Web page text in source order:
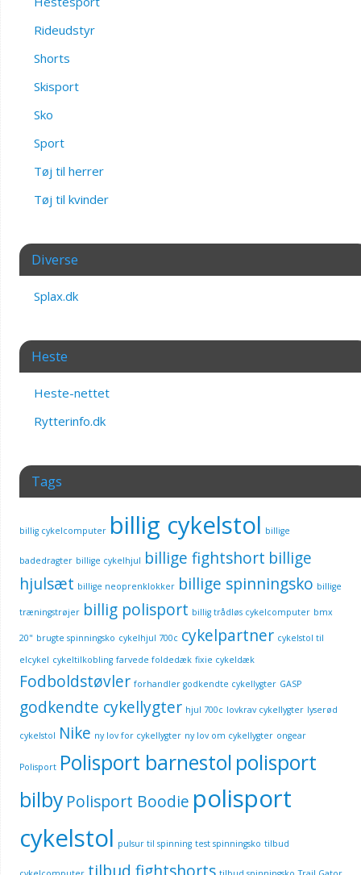
Rideudstyr
Shorts
Skisport
Sko
Sport
Tøj til herrer
Tøj til kvinder
Diverse
Splax.dk
Heste
Heste-nettet
Rytterinfo.dk
Tags
billig cykelcomputer billig cykelstol billige
badedragter billige cykelhjul billige fightshort billige
hjulsæt billige neoprenklokker billige spinningsko billige
træningstrøjer billig polisport billig trådløs cykelcomputer bmx
20" brugte spinningsko cykelhjul 700c cykelpartner cykelstol til
elcykel cykeltilkobling farvede foldedæk fixie cykeldæk
Fodboldstøvler forhandler godkendte cykellygter GASP
godkendte cykellygter hjul 700c lovkrav cykellygter lyserød
cykelstol Nike ny lov for cykellygter ny lov om cykellygter ongear
Polisport Polisport barnestol polisport
bilby Polisport Boodie polisport
cykelstol pulsur til spinning test spinningsko tilbud
tilbud fightshorts